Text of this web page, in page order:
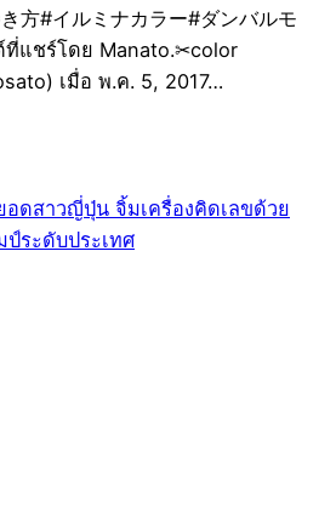
方#イルミナカラー#ダンバルモ
ที่แชร์โดย Manato.✂︎color
เมื่อ พ.ค. 5, 2017…